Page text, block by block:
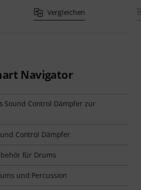
Vergleichen
Navigator
Sound Control Dämpfer zur
Control Dämpfer
für Drums
und Percussion